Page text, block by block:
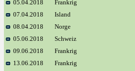
05.04.2018 Frankrig
07.04.2018
Island
08.04.2018
Norge
05.06.2018
Schweiz
09.06.2018
Frankrig
13.06.2018
Frankrig